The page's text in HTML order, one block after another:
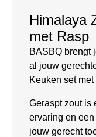
Himalaya
met Rasp
BASBQ brengt
al jouw
Keuken set met
Geraspt zout is
ervaring en
jouw gerecht